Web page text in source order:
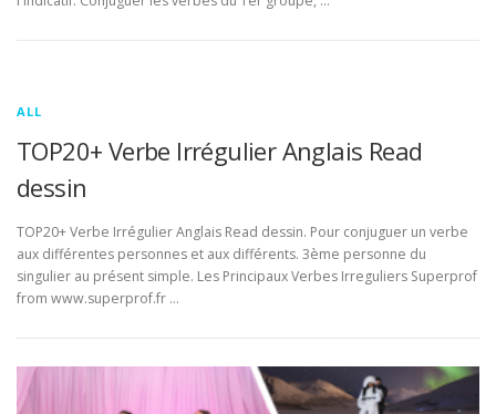
ALL
TOP20+ Verbe Irrégulier Anglais Read
dessin
TOP20+ Verbe Irrégulier Anglais Read dessin. Pour conjuguer un verbe
aux différentes personnes et aux différents. 3ème personne du
singulier au présent simple. Les Principaux Verbes Irreguliers Superprof
from www.superprof.fr …